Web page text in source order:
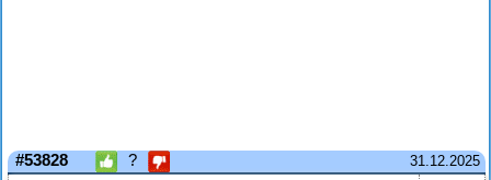
31.12.2025
#53828 ?